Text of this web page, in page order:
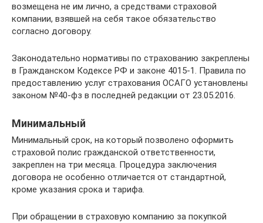
возмещена не им лично, а средствами страховой
компании, взявшей на себя такое обязательство
согласно договору.
Законодательно нормативы по страхованию закреплены
в Гражданском Кодексе РФ и законе 4015-1. Правила по
предоставлению услуг страхования ОСАГО установлены
законом №40-фз в последней редакции от 23.05.2016.
Минимальный
Минимальный срок, на который позволено оформить
страховой полис гражданской ответственности,
закреплен на три месяца. Процедура заключения
договора не особенно отличается от стандартной,
кроме указания срока и тарифа.
При обращении в страховую компанию за покупкой